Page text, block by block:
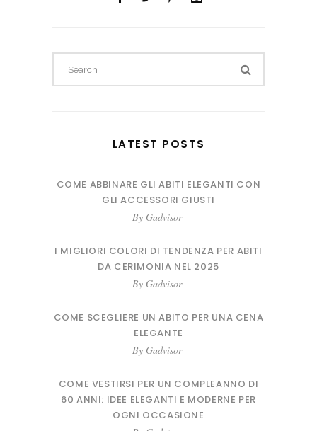
LATEST POSTS
COME ABBINARE GLI ABITI ELEGANTI CON
GLI ACCESSORI GIUSTI
By Gadvisor
I MIGLIORI COLORI DI TENDENZA PER ABITI
DA CERIMONIA NEL 2025
By Gadvisor
COME SCEGLIERE UN ABITO PER UNA CENA
ELEGANTE
By Gadvisor
COME VESTIRSI PER UN COMPLEANNO DI
60 ANNI: IDEE ELEGANTI E MODERNE PER
OGNI OCCASIONE